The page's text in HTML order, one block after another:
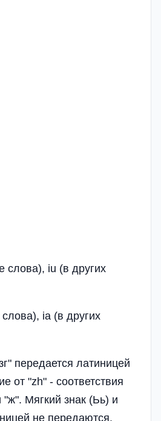
іu (в других
ia (в других
передается латиницей
от "zh" - соответствия
"ж". Мягкий знак (Ьь) и
не передаются.